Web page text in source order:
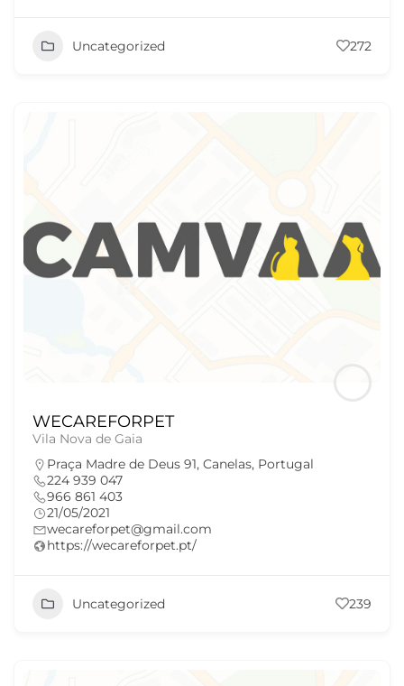
Uncategorized 272
WECAREFORPET
Vila Nova de Gaia
Praça Madre de Deus 91, Canelas, Portugal
224 939 047
966 861 403
21/05/2021
wecareforpet@gmail.com
https://wecareforpet.pt/
Uncategorized 239